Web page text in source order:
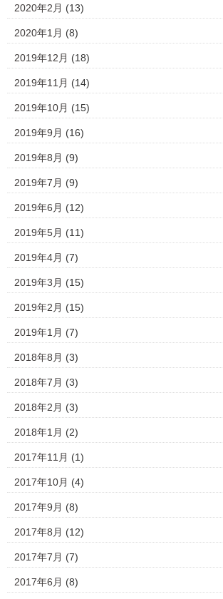
2020年2月 (13)
2020年1月 (8)
2019年12月 (18)
2019年11月 (14)
2019年10月 (15)
2019年9月 (16)
2019年8月 (9)
2019年7月 (9)
2019年6月 (12)
2019年5月 (11)
2019年4月 (7)
2019年3月 (15)
2019年2月 (15)
2019年1月 (7)
2018年8月 (3)
2018年7月 (3)
2018年2月 (3)
2018年1月 (2)
2017年11月 (1)
2017年10月 (4)
2017年9月 (8)
2017年8月 (12)
2017年7月 (7)
2017年6月 (8)